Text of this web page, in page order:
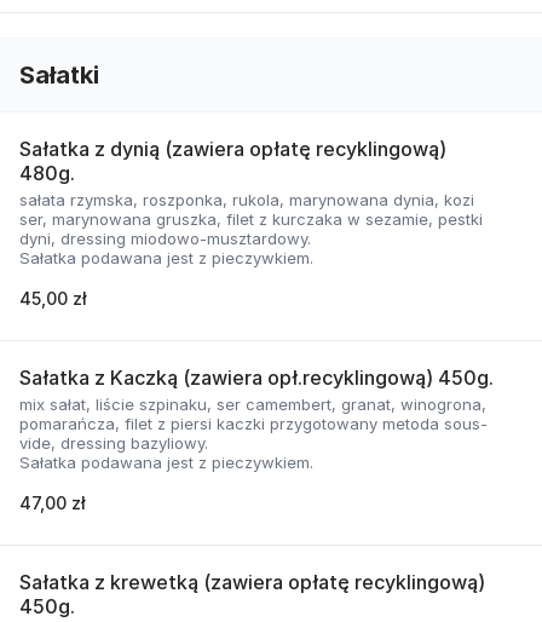
Sałatki
Sałatka z dynią (zawiera opłatę recyklingową)
480g.
sałata rzymska, roszponka, rukola, marynowana dynia, kozi
ser, marynowana gruszka, filet z kurczaka w sezamie, pestki
dyni, dressing miodowo-musztardowy.
Sałatka podawana jest z pieczywkiem.
45,00 zł
Sałatka z Kaczką (zawiera opł.recyklingową) 450g.
mix sałat, liście szpinaku, ser camembert, granat, winogrona,
pomarańcza, filet z piersi kaczki przygotowany metoda sous-
vide, dressing bazyliowy.
Sałatka podawana jest z pieczywkiem.
47,00 zł
Sałatka z krewetką (zawiera opłatę recyklingową)
450g.